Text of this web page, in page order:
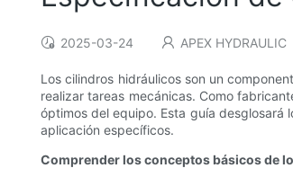
2025-03-24 APEX HYDRAULIC
Los cilindros hidráulicos son un
realizar tareas mecánicas. Como
óptimos del equipo. Esta guía desglosará
aplicación específicos.
Comprender los conceptos básicos de